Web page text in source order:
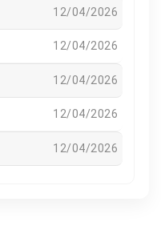
12/04/2026
12/04/2026
12/04/2026
12/04/2026
12/04/2026